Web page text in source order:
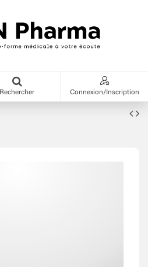
Rechercher Connexion/Inscription